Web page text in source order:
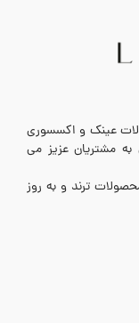
عینک و اکسسوری
مشتریان عزیز می
ترند و به روز